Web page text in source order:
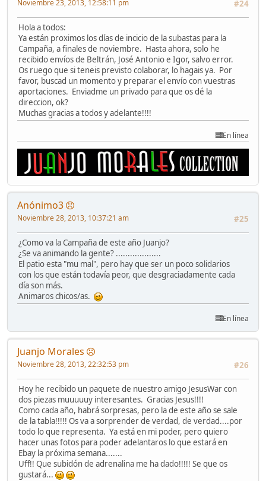
#24
Noviembre 23, 2013, 12:58:11 pm
Hola a todos:
Ya están proximos los días de incicio de la subastas para la
Campaña, a finales de noviembre. Hasta ahora, solo he
recibido envíos de Beltrán, José Antonio e Igor, salvo error.
Os ruego que si teneis previsto colaborar, lo hagais ya. Por
favor, buscad un momento y preparar el envío con vuestras
aportaciones. Enviadme un privado para que os dé la
direccion, ok?
Muchas gracias a todos y adelante!!!!
En línea
Anónimo3
#25
Noviembre 28, 2013, 10:37:21 am
¿Como va la Campaña de este año Juanjo?
¿Se va animando la gente? ...................
El patio esta "mu mal", pero hay que ser un poco solidarios
con los que están todavía peor, que desgraciadamente cada
día son más.
Animaros chicos/as.
En línea
Juanjo Morales
#26
Noviembre 28, 2013, 22:32:53 pm
Hoy he recibido un paquete de nuestro amigo JesusWar con
dos piezas muuuuuy interesantes. Gracias Jesus!!!!
Como cada año, habrá sorpresas, pero la de este año se sale
de la tabla!!!!! Os va a sorprender de verdad, de verdad....por
todo lo que representa. Ya está en mi poder, pero quiero
hacer unas fotos para poder adelantaros lo que estará en
Ebay la próxima semana.......
Uff!! Que subidón de adrenalina me ha dado!!!!! Se que os
gustará...